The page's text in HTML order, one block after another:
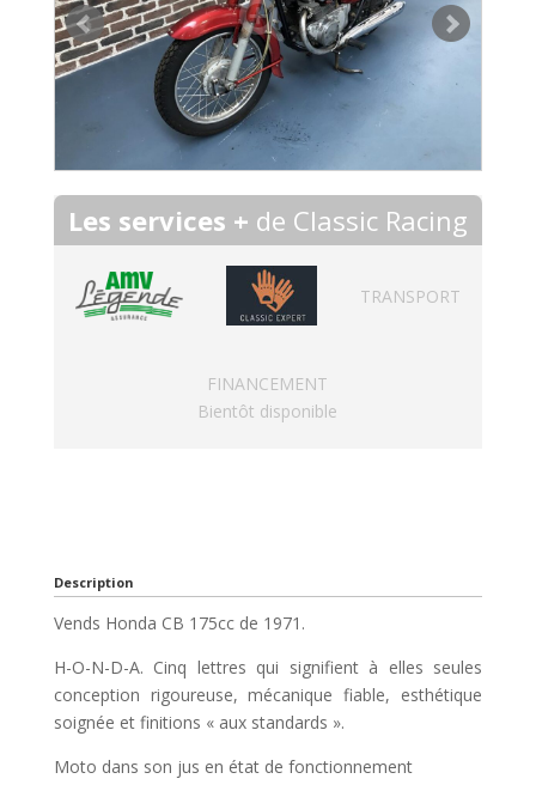
Les services + de Classic Racing
TRANSPORT
FINANCEMENT
Bientôt disponible
Description
Vends Honda CB 175cc de 1971.
H-O-N-D-A. Cinq lettres qui signifient à elles seules
conception rigoureuse, mécanique fiable, esthétique
soignée et finitions « aux standards ».
Moto dans son jus en état de fonctionnement